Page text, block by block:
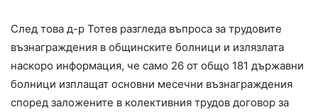
След това д-р Тотев разгледа въпроса за трудовите
възнаграждения в общинските болници и излязлата
наскоро информация, че само 26 от общо 181 държавни
болници изплащат основни месечни възнаграждения
според заложените в колективния трудов договор за